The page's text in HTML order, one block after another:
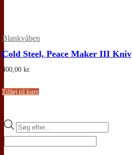
Blankvåben
Cold Steel, Peace Maker III Kniv
400,00 kr.
Tilføj til kurv
Products